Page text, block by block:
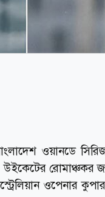
ওয়ানডে
উইকেটের রোমাঞ্চকর
ওপেনার